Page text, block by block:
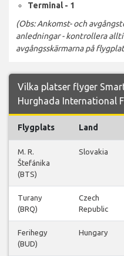
Terminal - 1
(Obs: Ankomst- och
anledningar - kontrollera
avgångsskärmarna på
Vilka platser flyger
Hurghada International
Flygplats Land
M. R.
Štefánika
(BTS)
Slovakia
Turany
(BRQ)
Czech
Republic
Ferihegy
(BUD)
Hungary